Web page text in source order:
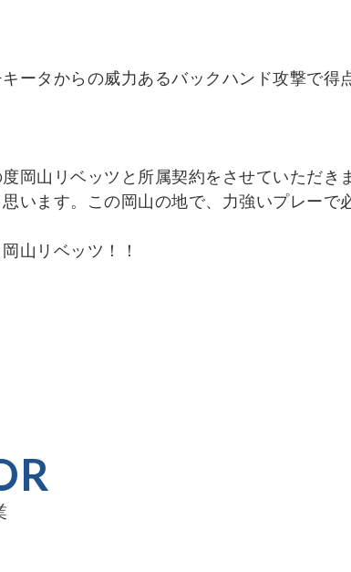
ータからの威力あるバックハンド攻撃で得
岡山リベッツと所属契約をさせていただき
います。この岡山の地で、力強いプレーで
山リベッツ！！